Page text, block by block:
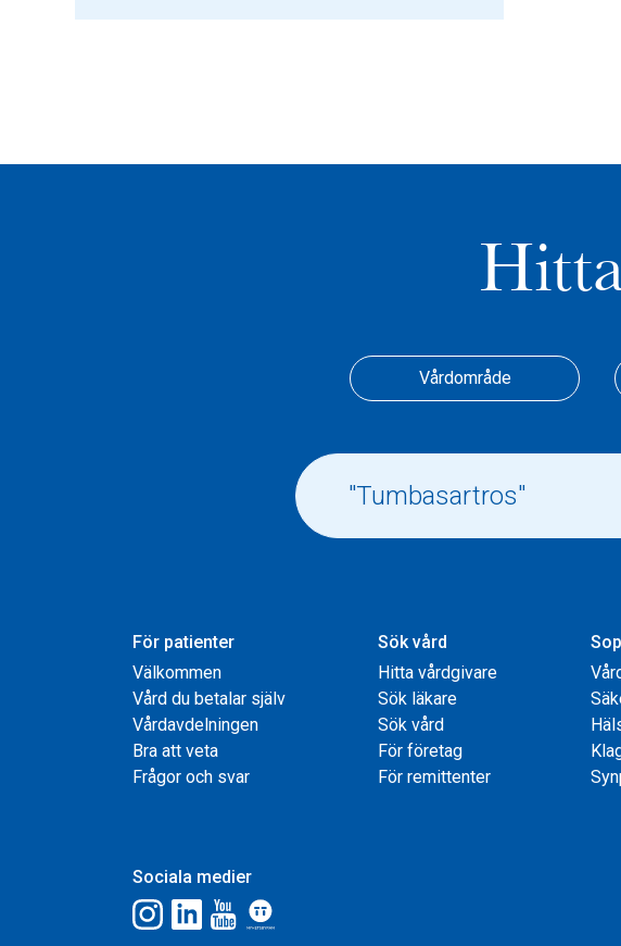
Vårdområde
För patienter
Välkommen
Vård du betalar själv
Vårdavdelningen
Bra att veta
Frågor och svar
Sök vård
Hitta vårdgivare
Sök läkare
Sök vård
För företag
För remittenter
Sociala medier